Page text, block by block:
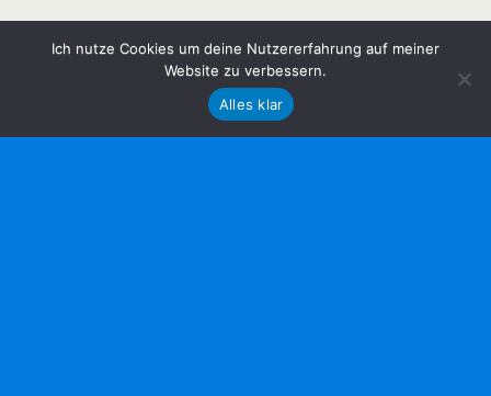
Ich nutze Cookies um deine Nutzererfahrung auf meiner
Website zu verbessern.
Alles klar